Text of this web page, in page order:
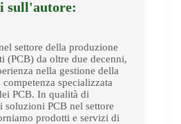
sull'autore:
settore della produzione
(PCB) da oltre due decenni,
nella gestione della
specializzata
PCB. In qualità di
soluzioni PCB nel settore
prodotti e servizi di